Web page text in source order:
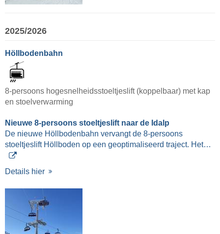
2025/2026
Höllbodenbahn
8-persoons hogesnelheidsstoeltjeslift (koppelbaar) met kap
en stoelverwarming
Nieuwe 8-persoons stoeltjeslift naar de Idalp
De nieuwe Höllbodenbahn vervangt de 8-persoons
stoeltjeslift Höllboden op een geoptimaliseerd traject. Het…
Details hier